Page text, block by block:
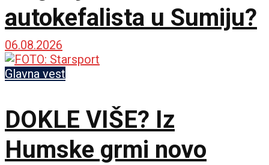
autokefalista u Sumiju?
06.08.2026
Glavna vest
DOKLE VIŠE? Iz
Humske grmi novo